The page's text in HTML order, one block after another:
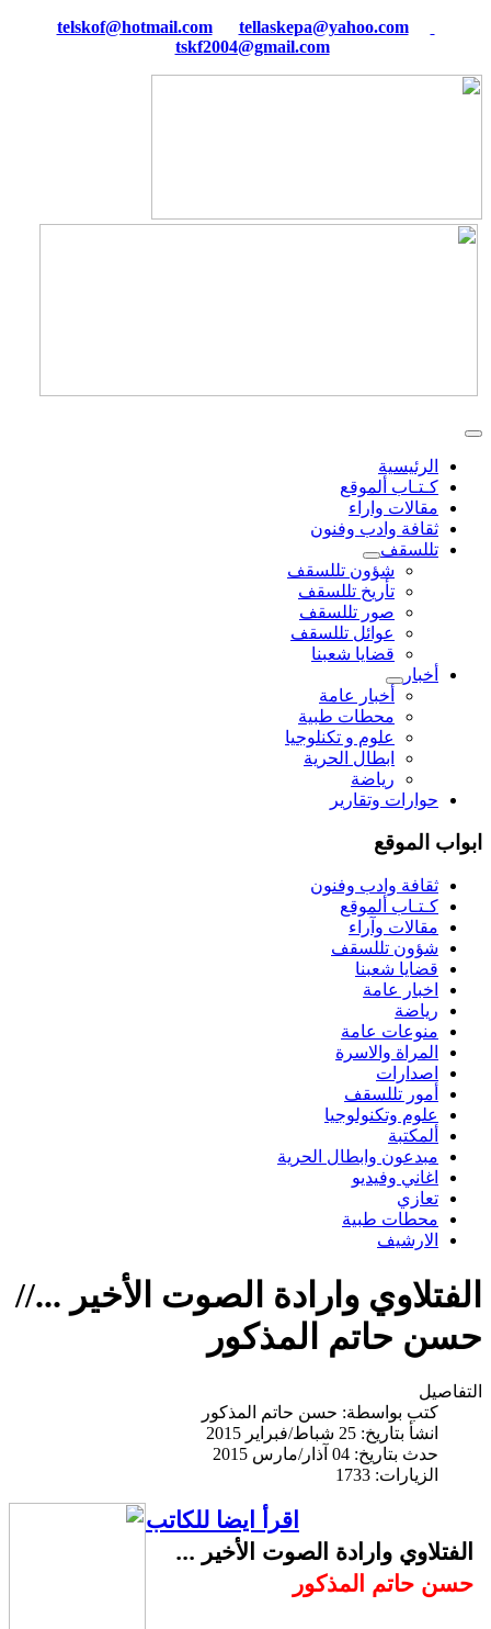
tellaskepa@yahoo.com
tskf2004@gmail.com
الرئيسية
كـتـاب ألموقع
مقالات واراء
ثقافة وادب وفنون
تللسقف
شؤون تللسقف
تأريخ تللسقف
صور تللسقف
عوائل تللسقف
قضايا شعبنا
أخبار
أخبار عامة
محطات طبية
علوم و تکنلوجیا
ابطال الحرية
رياضة
حوارات وتقارير
ابواب الموقع
ثقافة وادب وفنون
كـتـاب ألموقع
مقالات وآراء
شؤون تللسقف
قضايا شعبنا
اخبار عامة
رياضة
منوعات عامة
المراة والاسرة
اصدارات
أمور تللسقف
علوم وتكنولوجيا
ألمكتبة
مبدعون وابطال الحرية
اغاني وفيديو
تعازي
محطات طبية
الارشيف
الفتلاوي وارادة الصوت الأخير ...//
حسن حاتم المذكور
التفاصيل
كتب بواسطة: حسن حاتم المذكور
انشأ بتاريخ: 25 شباط/فبراير 2015
حدث بتاريخ: 04 آذار/مارس 2015
الزيارات: 1733
اقرأ ايضا للكاتب
الفتلاوي وارادة الصوت الأخير ...
حسن حاتم المذكور